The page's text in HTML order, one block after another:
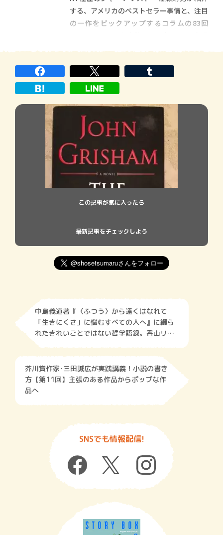
する、アメリカのベストセラー事情と、注目
の一作をピックアップするコラムの83回
端な認識や行動とともにストーリーが展開
していく最新ミステリーを紹 […]
この記事が気に入ったら
最新記事をチェックしよう
中島義道著『〈ふつう〉から遠くはなれて
「生きにくさ」に悩むすべての人へ』に綴ら
れたきれいごとではない哲学語録。香山リカ
が解説！
芥川賞作家･三田誠広が実践講義！小説の書き
方【第11回】主張のある作品からポップな作
品へ
SNSでも情報配信!